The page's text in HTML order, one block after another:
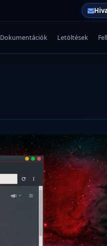
Dokumentációk Letöltések